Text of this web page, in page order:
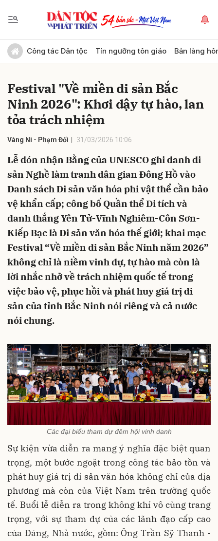
Công tác Dân tộc Tín ngưỡng tôn giáo Bản làng
Festival "Về miền di sản Bắc
Ninh 2026": Khơi dậy tự hào, lan
tỏa trách nhiệm
Vàng Ni - Phạm Đối 31/03/2026 10:06
Lễ đón nhận Bằng của UNESCO ghi danh di
sản Nghề làm tranh dân gian Đông Hồ vào
Danh sách Di sản văn hóa phi vật thể cần bảo
vệ khẩn cấp; công bố Quần thể Di tích và
danh thắng Yên Tử-Vĩnh Nghiêm-Côn Sơn-
Kiếp Bạc là Di sản văn hóa thế giới; khai mạc
Festival “Về miền di sản Bắc Ninh năm 2026”
không chỉ là niềm vinh dự, tự hào mà còn là
lời nhắc nhở về trách nhiệm quốc tế trong
việc bảo vệ, phục hồi và phát huy giá trị di
sản của tỉnh Bắc Ninh nói riêng và cả nước
nói chung.
Các đại biểu tham dự đêm hội vinh danh
Sự kiện vừa diễn ra mang ý nghĩa đặc biệt quan
trọng, một bước ngoặt trong công tác bảo tồn và
phát huy giá trị di sản văn hóa không chỉ của địa
phương mà còn của Việt Nam trên trường quốc
tế. Buổi lễ diễn ra trong không khí vô cùng trang
trọng, với sự tham dự của các lãnh đạo cấp cao
của Đảng, Nhà nước, gồm: Ông Trần Sỹ Thanh -
Gửi bình luận